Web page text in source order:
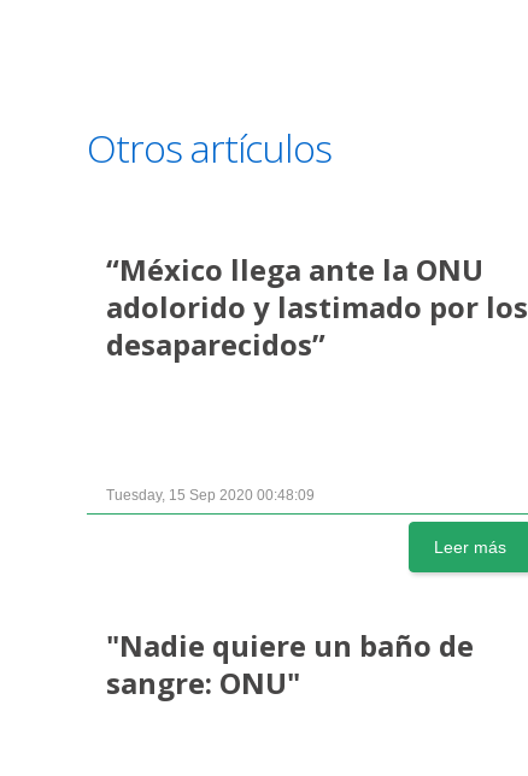
Otros artículos
“México llega ante la ONU
adolorido y lastimado por los
desaparecidos”
Tuesday, 15 Sep 2020 00:48:09
Leer más
"Nadie quiere un baño de
sangre: ONU"